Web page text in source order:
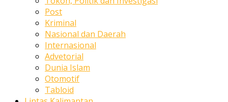
Post
Kriminal
Nasional dan Daerah
Internasional
Advetorial
Dunia Islam
Otomotif
Tabloid